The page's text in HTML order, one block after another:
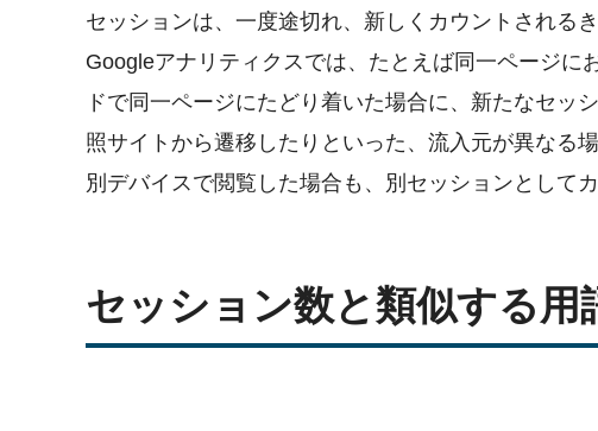
セッションは、一度途切れ、新しくカウントされる
Googleアナリティクスでは、たとえば同一ページ
ドで同一ページにたどり着いた場合に、新たなセッ
照サイトから遷移したりといった、流入元が異なる
別デバイスで閲覧した場合も、別セッションとしてカ
セッション数と類似する用